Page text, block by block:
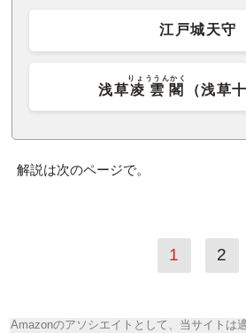
江戸城天守
浅草凌雲閣
りょううんかく
（浅草
解説は次のページで。
1 2
Amazonのアソシエイトとして、当サイトは